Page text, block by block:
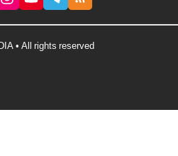
• All rights reserved